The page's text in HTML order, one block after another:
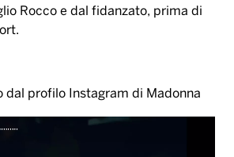
Rocco e dal fidanzato, prima di
dal profilo Instagram di Madonna